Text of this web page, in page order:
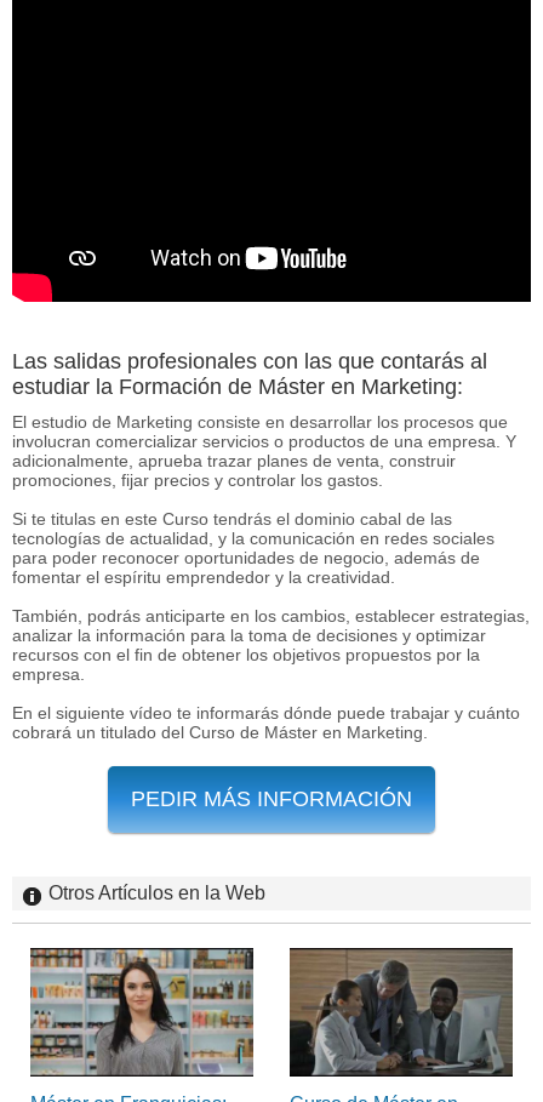
Las salidas profesionales con las que contarás al
estudiar la Formación de Máster en Marketing:
El estudio de Marketing consiste en desarrollar los procesos que
involucran comercializar servicios o productos de una empresa. Y
adicionalmente, aprueba trazar planes de venta, construir
promociones, fijar precios y controlar los gastos.
Si te titulas en este Curso tendrás el dominio cabal de las
tecnologías de actualidad, y la comunicación en redes sociales
para poder reconocer oportunidades de negocio, además de
fomentar el espíritu emprendedor y la creatividad.
También, podrás anticiparte en los cambios, establecer estrategias,
analizar la información para la toma de decisiones y optimizar
recursos con el fin de obtener los objetivos propuestos por la
empresa.
En el siguiente vídeo te informarás dónde puede trabajar y cuánto
cobrará un titulado del Curso de Máster en Marketing.
PEDIR MÁS INFORMACIÓN
Otros Artículos en la Web